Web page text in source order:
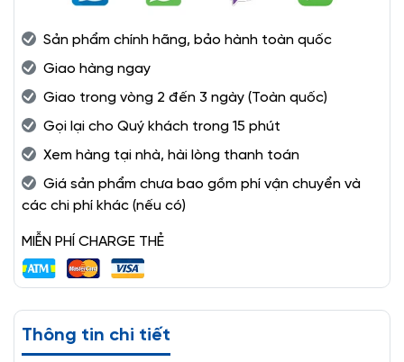
Thông tin chi tiết
Sản phẩm chính hãng, bảo hành toàn quốc
Giao hàng ngay
Giao trong vòng 2 đến 3 ngày (Toàn quốc)
Gọi lại cho Quý khách trong 15 phút
Xem hàng tại nhà, hài lòng thanh toán
Giá sản phẩm chưa bao gồm phí vận chuyển và
các chi phí khác (nếu có)
MIỄN PHÍ CHARGE THẺ